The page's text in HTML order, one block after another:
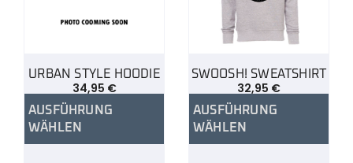
URBAN STYLE HOODIE
34,95 €
AUSFÜHRUNG
WÄHLEN
SWOOSH! SWEATSHIRT
32,95 €
AUSFÜHRUNG
WÄHLEN